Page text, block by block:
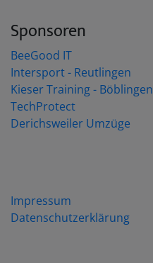
Impressum
Datenschutzerklärung
Sponsoren
BeeGood IT
Intersport - Reutlingen
Kieser Training - Böblingen
TechProtect
Derichsweiler Umzüge